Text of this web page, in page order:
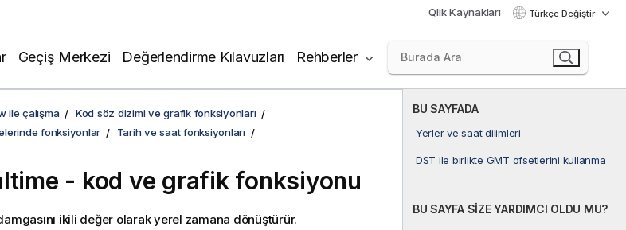
Qlik Kaynakları Türkçe Değiştir
Geçiş Merkezi Değerlendirme Kılavuzları Rehberler
BU SAYFADA
Yerler ve saat dilimleri
DST ile birlikte GMT ofsetlerini kullanma
BU SAYFA SİZE YARDIMCI OLDU MU?
ile çalışma
Kod söz dizimi ve grafik fonksiyonları
fonksiyonlar
Tarih ve saat fonksiyonları
- kod ve grafik fonksiyonu
ikili değer olarak yerel zamana dönüştürür.